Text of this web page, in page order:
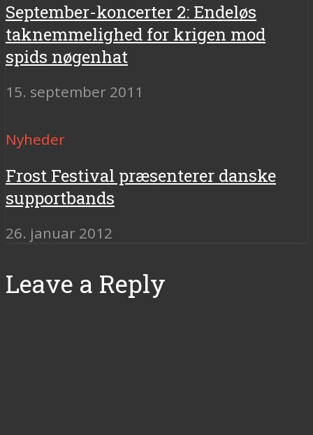
September-koncerter 2: Endeløs
taknemmelighed for krigen mod
spids nøgenhat
15. september 2011
Nyheder
Frost Festival præsenterer danske
supportbands
26. januar 2012
Leave a Reply